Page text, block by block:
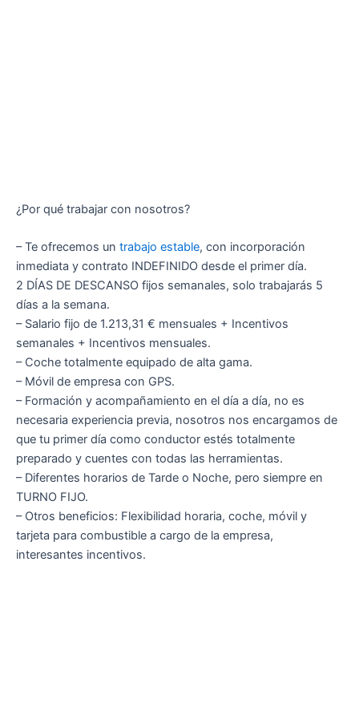
¿Por qué trabajar con nosotros?
– Te ofrecemos un trabajo estable, con incorporación
inmediata y contrato INDEFINIDO desde el primer día.
2 DÍAS DE DESCANSO fijos semanales, solo trabajarás 5
días a la semana.
– Salario fijo de 1.213,31 € mensuales + Incentivos
semanales + Incentivos mensuales.
– Coche totalmente equipado de alta gama.
– Móvil de empresa con GPS.
– Formación y acompañamiento en el día a día, no es
necesaria experiencia previa, nosotros nos encargamos de
que tu primer día como conductor estés totalmente
preparado y cuentes con todas las herramientas.
– Diferentes horarios de Tarde o Noche, pero siempre en
TURNO FIJO.
– Otros beneficios: Flexibilidad horaria, coche, móvil y
tarjeta para combustible a cargo de la empresa,
interesantes incentivos.